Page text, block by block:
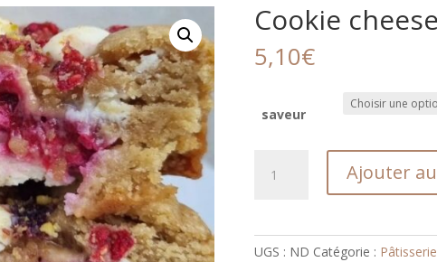
Cookie
5,10€
saveur
Ajouter
UGS : ND Catégorie :